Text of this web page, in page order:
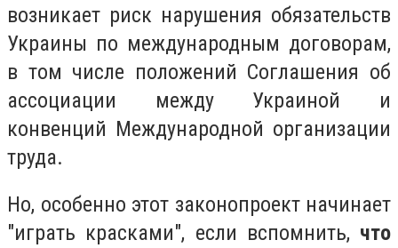
возникает риск нарушения обязательств
Украины по международным договорам,
в том числе положений Соглашения об
ассоциации между Украиной и
конвенций Международной организации
труда.
Но, особенно этот законопроект начинает
"играть красками", если вспомнить, что